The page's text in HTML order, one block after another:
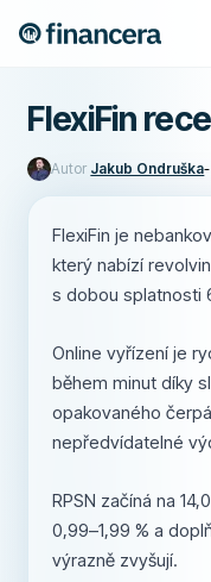
FlexiFin
Autor Jakub Ondruška-
FlexiFin je
který nabízí
s dobou splatnosti
Online vyřízení je
během minut díky
opakovaného
nepředvídatelné
RPSN začíná na
0,99–1,99 % a
výrazně zvyšují.